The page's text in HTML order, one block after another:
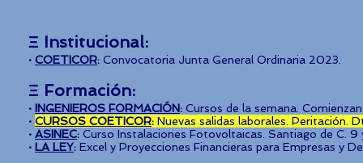
Ξ Institucional:
· COETICOR: Convocatoria Junta General Ordinaria 2023.
Ξ Formación:
· INGENIEROS FORMACIÓN: Cursos de la semana.
· CURSOS COETICOR: Nuevas salidas laborales. Peritación.
· ASINEC: Curso Instalaciones Fotovoltaicas . Santiago de C.
· LA LEY: Excel y Proyecciones Financieras para Empresas y